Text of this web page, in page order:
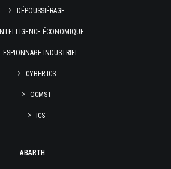
DÉPOUSSIÉRAGE
INTELLIGENCE ÉCONOMIQUE
ESPIONNAGE INDUSTRIEL
CYBER ICS
OCMST
ICS
ABARTH